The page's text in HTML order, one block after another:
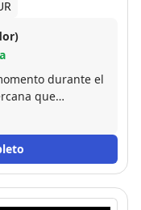
durante el
que
de cada
como